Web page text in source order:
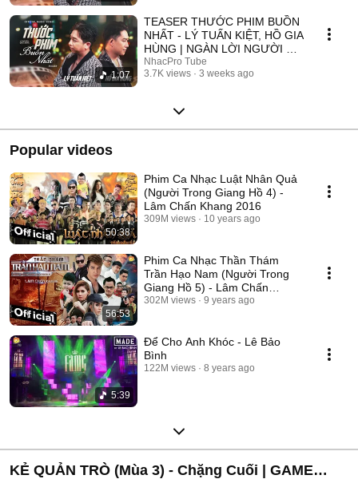
1:07
TEASER THƯỚC PHIM BUỒN
NHẤT - LÝ TUẤN KIỆT, HỒ GIA
HÙNG | NGÀN LỜI NGƯỜI ĐÃ
NÓI KHÔNG SAI ....
NhacPro Tube
3.7K views
3 weeks ago
Popular videos
50:38
Phim Ca Nhạc Luật Nhân Quả
(Người Trong Giang Hồ 4) -
Lâm Chấn Khang 2016
309M views 10 years ago
56:53
Phim Ca Nhạc Thần Thám
Trần Hạo Nam (Người Trong
Giang Hồ 5) - Lâm Chấn
Khang 2017
302M views 9 years ago
5:39
Để Cho Anh Khóc - Lê Bảo
Bình
122M views 8 years ago
KẺ QUẢN TRÒ (Mùa 3) - Chặng Cuối | GAME